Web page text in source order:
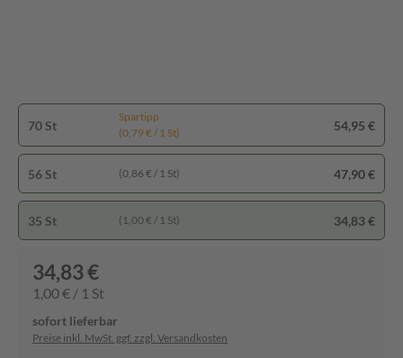
70 St
Spartipp
(0,79 € / 1 St)
54,95 €
56 St (0,86 € / 1 St) 47,90 €
35 St (1,00 € / 1 St) 34,83 €
34,83 €
1,00 € / 1 St
sofort lieferbar
Preise inkl. MwSt. ggf. zzgl. Versandkosten